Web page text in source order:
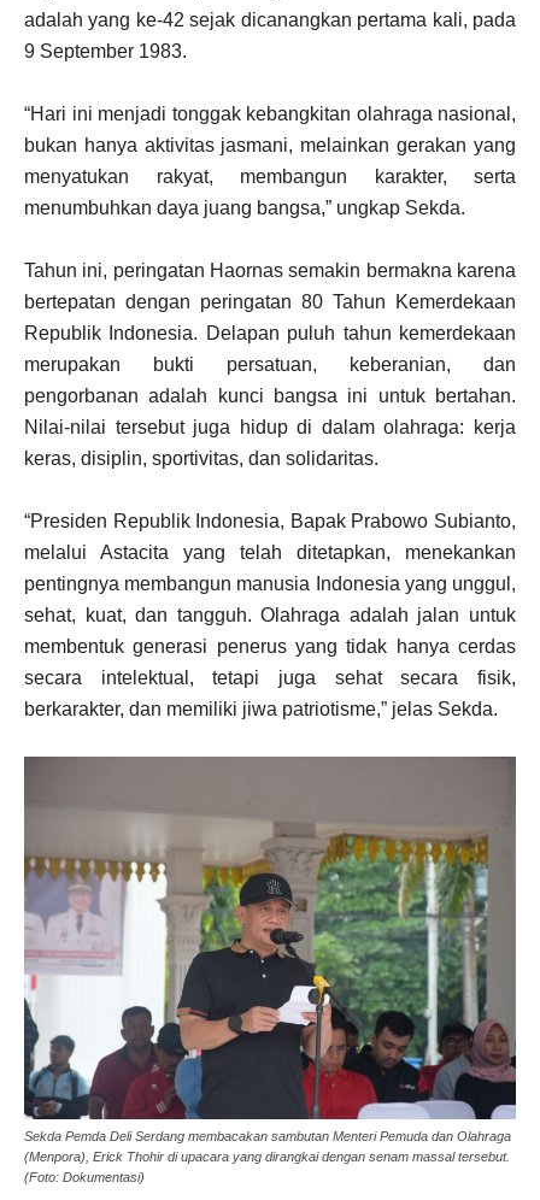
adalah yang ke-42 sejak dicanangkan pertama kali, pada
9 September 1983.
“Hari ini menjadi tonggak kebangkitan olahraga nasional,
bukan hanya aktivitas jasmani, melainkan gerakan yang
menyatukan rakyat, membangun karakter, serta
menumbuhkan daya juang bangsa,” ungkap Sekda.
Tahun ini, peringatan Haornas semakin bermakna karena
bertepatan dengan peringatan 80 Tahun Kemerdekaan
Republik Indonesia. Delapan puluh tahun kemerdekaan
merupakan bukti persatuan, keberanian, dan
pengorbanan adalah kunci bangsa ini untuk bertahan.
Nilai-nilai tersebut juga hidup di dalam olahraga: kerja
keras, disiplin, sportivitas, dan solidaritas.
“Presiden Republik Indonesia, Bapak Prabowo Subianto,
melalui Astacita yang telah ditetapkan, menekankan
pentingnya membangun manusia Indonesia yang unggul,
sehat, kuat, dan tangguh. Olahraga adalah jalan untuk
membentuk generasi penerus yang tidak hanya cerdas
secara intelektual, tetapi juga sehat secara fisik,
berkarakter, dan memiliki jiwa patriotisme,” jelas Sekda.
Sekda Pemda Deli Serdang membacakan sambutan Menteri Pemuda dan Olahraga
(Menpora), Erick Thohir di upacara yang dirangkai dengan senam massal tersebut.
(Foto: Dokumentasi)